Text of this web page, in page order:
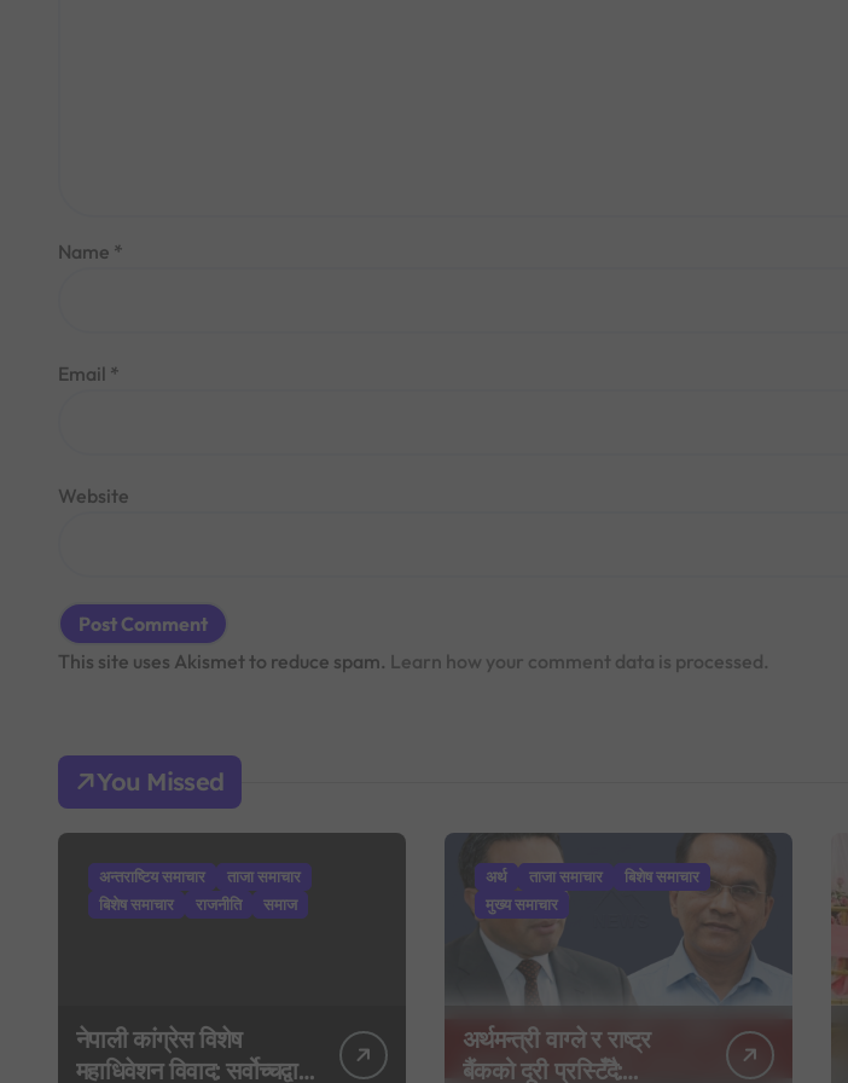
Name *
Email *
Website
This site uses Akismet to reduce spam. Learn how your comment data is processed.
You Missed
अन्तराष्टिय समाचार
ताजा समाचार
बिशेष समाचार
राजनीति समाज
नेपाली कांग्रेस विशेष
महाधिवेशन विवाद: सर्वोच्चद्वारा
अर्थ ताजा समाचार
बिशेष समाचार
मुख्य समाचार
अर्थमन्त्री वाग्ले र राष्ट्र
बैंकको दूरी प्रस्टिँदै: